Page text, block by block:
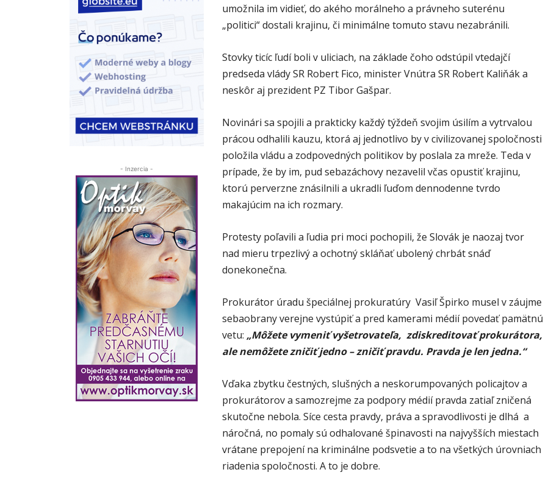
- Inzercia -
umožnila im vidieť, do akého morálneho a právneho suterénu
„politici“ dostali krajinu, či minimálne tomuto stavu nezabránili.
Stovky ticíc ľudí boli v uliciach, na základe čoho odstúpil vtedajčí
predseda vlády SR Robert Fico, minister Vnútra SR Robert Kaliňák a
neskôr aj prezident PZ Tibor Gašpar.
Novinári sa spojili a prakticky každý týždeň svojim úsilím a vytrvalou
prácou odhalili kauzu, ktorá aj jednotlivo by v civilizovanej spoločnosti
položila vládu a zodpovedných politikov by poslala za mreže. Teda v
prípade, že by im, pud sebazáchovy nezavelil včas opustiť krajinu,
ktorú perverzne znásilnili a ukradli ľuďom dennodenne tvrdo
makajúcim na ich rozmary.
Protesty poľavili a ľudia pri moci pochopili, že Slovák je naozaj tvor
nad mieru trpezlivý a ochotný skláňať ubolený chrbát snáď
donekonečna.
Prokurátor úradu špeciálnej prokuratúry Vasiľ Špirko musel v záujme
sebaobrany verejne vystúpiť a pred kamerami médií povedať pamätnú
vetu: „Môžete vymeniť vyšetrovateľa, zdiskreditovať prokurátora,
ale nemôžete zničiť jedno – zničiť pravdu. Pravda je len jedna.“
Vďaka zbytku čestných, slušných a neskorumpovaných policajtov a
prokurátorov a samozrejme za podpory médií pravda zatiaľ zničená
skutočne nebola. Síce cesta pravdy, práva a spravodlivosti je dlhá a
náročná, no pomaly sú odhalované špinavosti na najvyšších miestach
vrátane prepojení na kriminálne podsvetie a to na všetkých úrovniach
riadenia spoločnosti. A to je dobre.